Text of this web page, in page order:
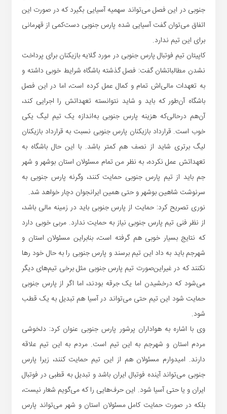
جنوبی در این فصل می‌تواند سهمیه آسیایی بگیرد که در صورت این
اتفاق می‌توان گفت آسیایی شده پارس جنوبی دست‌کمی از قهرمانی
برای این تیم ندارد.
کاپیتان تیم فوتبال پارس جنوبی در مورد گلایه بازیکنان برای پرداخت
نشدن مطالباتشان گفت: فصل گذشته باشگاه شرایط خوبی داشته و
به تعهدات مالی‌اش تمام و کمال عمل کرده است، اما در این فصل
باشگاه آن‌طور که باید و شاید نتوانسته تعهداتش را اجرایی کند،
آن‌هم درحالی‌که هزینه پارس جنوبی به‌اندازه یک تیم لیگ یکی
خوب است. قرارداد بازیکنان پارس جنوبی نسبت به قرارداد بازیکنان
لیگ برتری شاید از نصف هم کمتر باشد. با این حال باشگاه به
تعهداتش عمل نکرده، به نظر من تمام مسئولان استان بوشهر و شهر
جم باید از تیم پارس جنوبی حمایت کنند،‌ وگرنه پارس جنوبی به
سرنوشت شاهین بوشهر و حتی همین ایرانجوان دچار خواهد شد.
نوری تصریح کرد: حمایت از پارس جنوبی باید در زمینه مالی باشد،
از نظر فنی تیم پارس جنوبی نیاز به حمایت ندارد. مربی خوبی دارد
که نتایج بسیار خوبی هم گرفته است، بنابراین مسئولان استان و
شهرجم باید به داد این تیم برسند و پارس جنوبی را به حال خود رها
نکنند که در غیراین‌صورت تیم پارس جنوبی مثل برخی تیم‌های دیگر
می‌شود که درخشیدن اما یک جرقه بودند،‌ اما اگر از پارس جنوبی
حمایت شود این تیم حتی می‌تواند در آسیا هم تبدیل به یک قطب
شود.
وی با اشاره به هواداران پرشور پارس جنوبی عنوان کرد: دلخوشی
مردم استان و شهرجم به این تیم است. مردم به این تیم علاقه
دارند. امیدوارم مسئولان هم از این تیم حمایت کنند، زیرا پارس
جنوبی می‌تواند آینده فوتبال ایران باشد و تبدیل به قطبی در فوتبال
ایران و یا حتی آسیا شود. این حرف‌هایی را که می‌گویم شعار نیست،
بلکه در صورت حمایت کامل مسئولان استان و شهر می‌تواند پارس